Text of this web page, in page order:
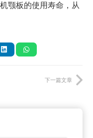
颚板的使用寿命，从
下一篇文章